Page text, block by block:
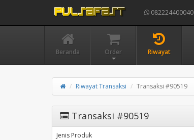
082224400040
Beranda Order Riwayat
Riwayat Transaksi Transaksi #90519
Transaksi #90519
Jenis Produk